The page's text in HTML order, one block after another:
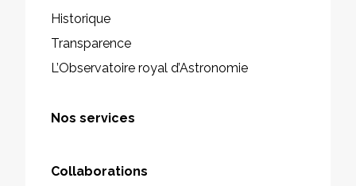
Historique
Transparence
L’Observatoire royal d’Astronomie
Nos services
Collaborations